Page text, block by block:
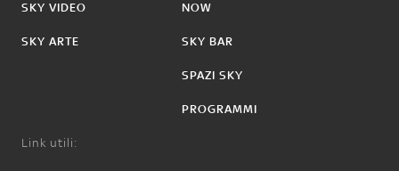
SKY VIDEO
SKY ARTE
NOW
SKY BAR
SPAZI SKY
PROGRAMMI
Link utili: